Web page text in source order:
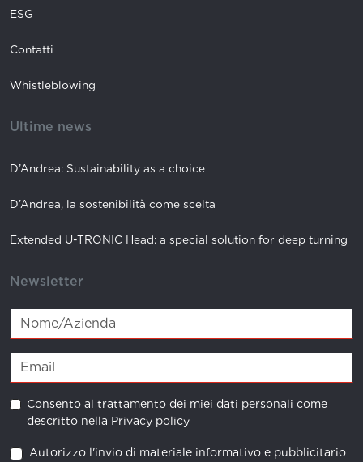
ESG
Contatti
Whistleblowing
Ultime news
D’Andrea: Sustainability as a choice
D’Andrea, la sostenibilità come scelta
Extended U-TRONIC Head: a special solution for deep turning
Newsletter
Consento al trattamento dei miei dati personali come
descritto nella Privacy policy
Autorizzo l'invio di materiale informativo e pubblicitario